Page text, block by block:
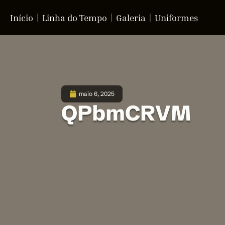
Início Linha do Tempo Galeria Uniformes
maio 6, 2025
QPbmCRVM